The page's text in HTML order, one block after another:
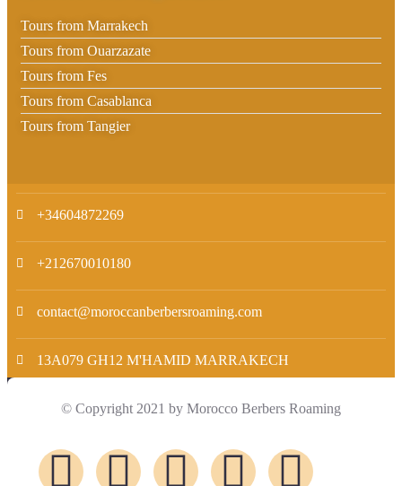
Tours from Marrakech
Tours from Ouarzazate
Tours from Fes
Tours from Casablanca
Tours from Tangier
+34604872269
+212670010180
contact@moroccanberbersroaming.com
13A079 GH12 M'HAMID MARRAKECH
© Copyright 2021 by Morocco Berbers Roaming